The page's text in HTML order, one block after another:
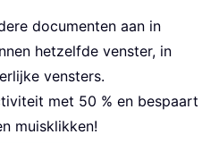
documenten aan in
hetzelfde venster, in
vensters.
met 50 % en bespaart
muisklikken!